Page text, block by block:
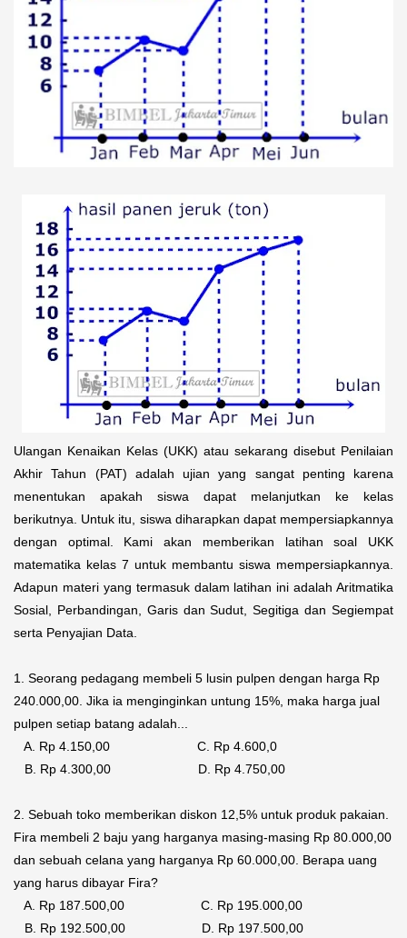
Ulangan Kenaikan Kelas (UKK) atau sekarang disebut Penilaian
Akhir Tahun (PAT) adalah ujian yang sangat penting karena
menentukan apakah siswa dapat melanjutkan ke kelas
berikutnya. Untuk itu, siswa diharapkan dapat mempersiapkannya
dengan optimal. Kami akan memberikan latihan soal UKK
matematika kelas 7 untuk membantu siswa mempersiapkannya.
Adapun materi yang termasuk dalam latihan ini adalah Aritmatika
Sosial, Perbandingan, Garis dan Sudut, Segitiga dan Segiempat
serta Penyajian Data.
1. Seorang pedagang membeli 5 lusin pulpen dengan harga Rp
240.000,00. Jika ia menginginkan untung 15%, maka harga jual
pulpen setiap batang adalah...
A. Rp 4.150,00 C. Rp 4.600,0
B. Rp 4.300,00 D. Rp 4.750,00
2. Sebuah toko memberikan diskon 12,5% untuk produk pakaian.
Fira membeli 2 baju yang harganya masing-masing Rp 80.000,00
dan sebuah celana yang harganya Rp 60.000,00. Berapa uang
yang harus dibayar Fira?
A. Rp 187.500,00 C. Rp 195.000,00
B. Rp 192.500,00 D. Rp 197.500,00